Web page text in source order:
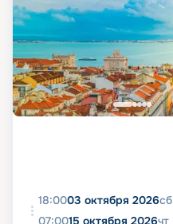
18:0003 октября 2026сб
07:0015 октября 2026чт